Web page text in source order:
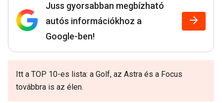
Juss gyorsabban megbízható
autós információkhoz a
Google-ben!
Itt a TOP 10-es lista: a Golf, az Astra és a Focus
továbbra is az élen.